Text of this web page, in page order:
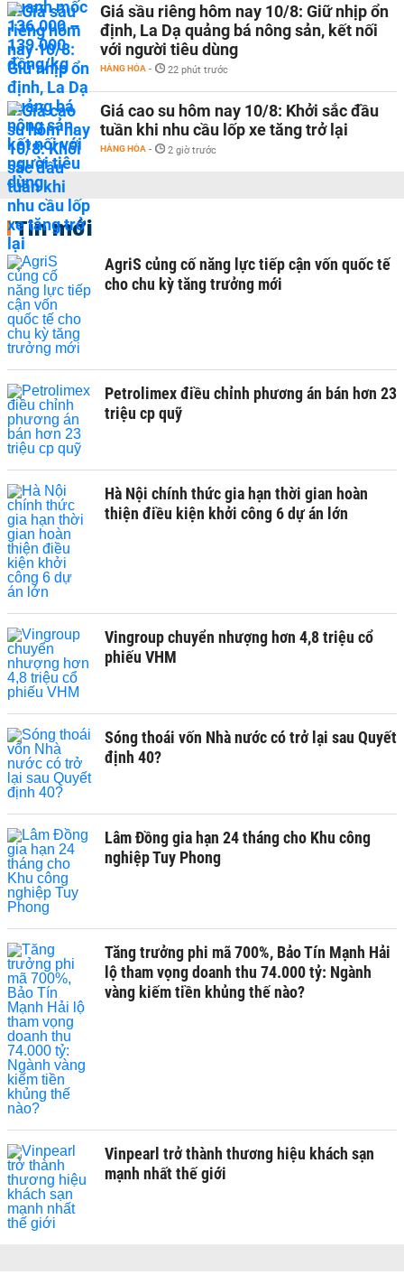
Giá sầu riêng hôm nay 10/8: Giữ nhịp ổn
định, La Dạ quảng bá nông sản, kết nối
với người tiêu dùng
HÀNG HÓA - 22 phút trước
Giá cao su hôm nay 10/8: Khởi sắc đầu
tuần khi nhu cầu lốp xe tăng trở lại
HÀNG HÓA - 2 giờ trước
Tin mới
AgriS củng cố năng lực tiếp cận vốn quốc tế
cho chu kỳ tăng trưởng mới
Petrolimex điều chỉnh phương án bán hơn 23
triệu cp quỹ
Hà Nội chính thức gia hạn thời gian hoàn
thiện điều kiện khởi công 6 dự án lớn
Vingroup chuyển nhượng hơn 4,8 triệu cổ
phiếu VHM
Sóng thoái vốn Nhà nước có trở lại sau Quyết
định 40?
Lâm Đồng gia hạn 24 tháng cho Khu công
nghiệp Tuy Phong
Tăng trưởng phi mã 700%, Bảo Tín Mạnh Hải
lộ tham vọng doanh thu 74.000 tỷ: Ngành
vàng kiếm tiền khủng thế nào?
Vinpearl trở thành thương hiệu khách sạn
mạnh nhất thế giới